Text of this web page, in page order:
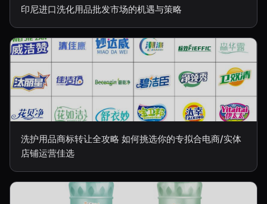
印尼进口洗化用品批发市场的机遇与策略
洗护用品商标转让全攻略 如何挑选你的专拟合电商/实体
店铺运营佳选